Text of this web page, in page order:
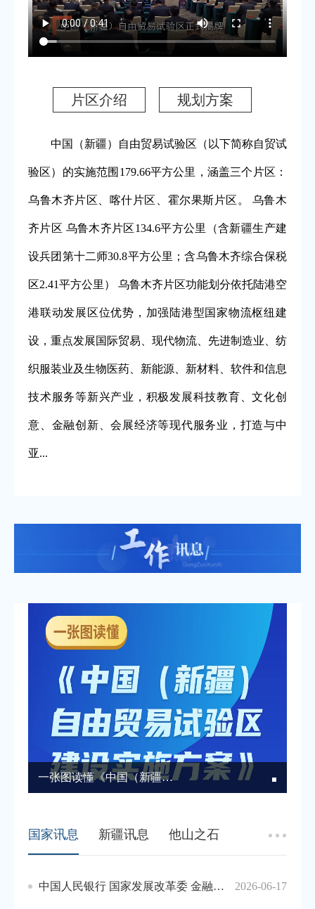
片区介绍 规划方案
中国（新疆）自由贸易试验区（以下简称自贸试
验区）的实施范围179.66平方公里，涵盖三个片区：
乌鲁木齐片区、喀什片区、霍尔果斯片区。 乌鲁木
齐片区 乌鲁木齐片区134.6平方公里（含新疆生产建
设兵团第十二师30.8平方公里；含乌鲁木齐综合保税
区2.41平方公里） 乌鲁木齐片区功能划分依托陆港空
港联动发展区位优势，加强陆港型国家物流枢纽建
设，重点发展国际贸易、现代物流、先进制造业、纺
织服装业及生物医药、新能源、新材料、软件和信息
技术服务等新兴产业，积极发展科技教育、文化创
意、金融创新、会展经济等现代服务业，打造与中
亚...
一张图读懂《中国（新疆）自由贸易试验区建设实施方案》
国家讯息 新疆讯息 他山之石
2026-06-17
中国人民银行 国家发展改革委 金融监管总局 中国证监会 国家外汇局 上海市人民政府联合印发《上海国际金融中心发展离岸金融行动方案》